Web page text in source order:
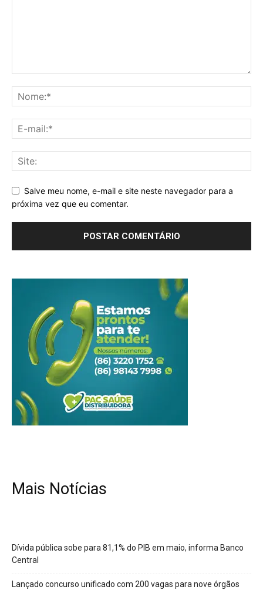
Salve meu nome, e-mail e site neste navegador para a
próxima vez que eu comentar.
Mais Notícias
Dívida pública sobe para 81,1% do PIB em maio, informa Banco
Central
Lançado concurso unificado com 200 vagas para nove órgãos